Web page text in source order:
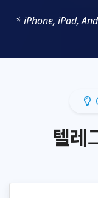
* iPhone, iPad,
텔레